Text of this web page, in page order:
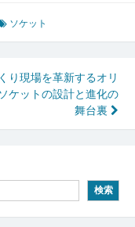
ソケット
り現場を革新するオリ
ケットの設計と進化の
舞台裏
検索